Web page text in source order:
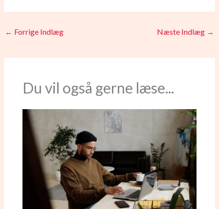
← Forrige Indlæg Næste Indlæg →
Du vil også gerne læse...